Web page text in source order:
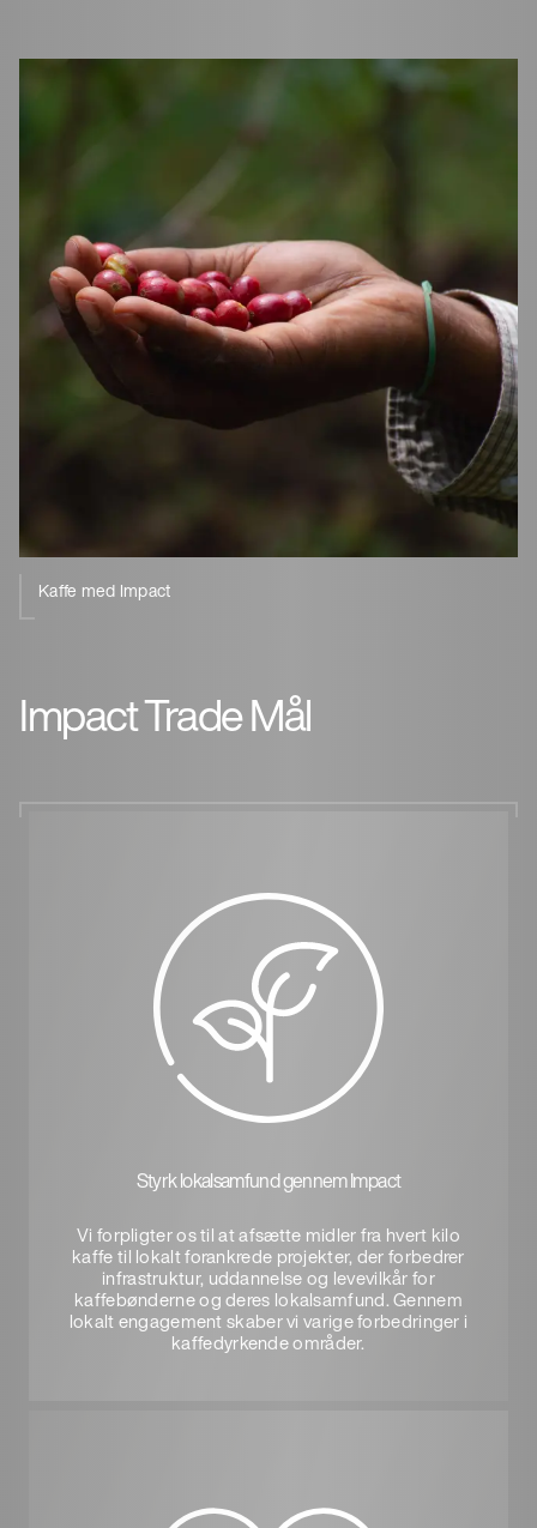
Kaffe med Impact
Impact Trade Mål
Styrk lokalsamfund gennem Impact
Vi forpligter os til at afsætte midler fra hvert kilo
kaffe til lokalt forankrede projekter, der forbedrer
infrastruktur, uddannelse og levevilkår for
kaffebønderne og deres lokalsamfund. Gennem
lokalt engagement skaber vi varige forbedringer i
kaffedyrkende områder.